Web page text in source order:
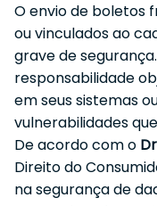
O envio de boletos
ou vinculados ao
grave de
responsabilidade
em seus sistemas
vulnerabilidades
De acordo com o
Direito do
na segurança de